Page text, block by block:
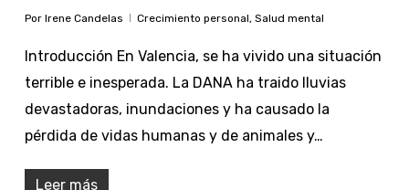
Por Irene Candelas Crecimiento personal, Salud mental
Introducción En Valencia, se ha vivido una situación
terrible e inesperada. La DANA ha traido lluvias
devastadoras, inundaciones y ha causado la
pérdida de vidas humanas y de animales y…
Leer más